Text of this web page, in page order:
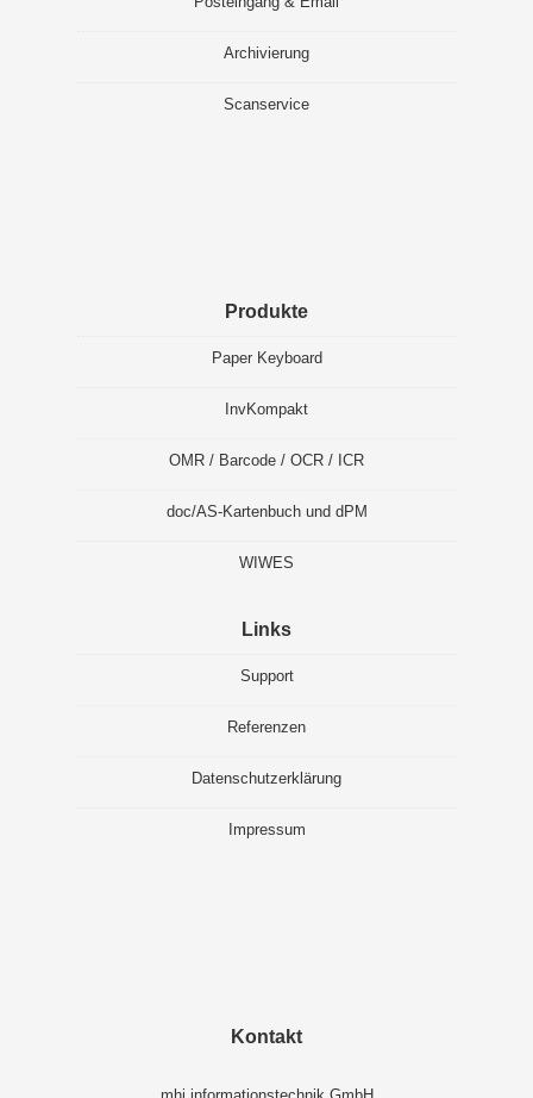
Archivierung
Scanservice
Produkte
Paper Keyboard
InvKompakt
OMR / Barcode / OCR / ICR
doc/AS-Kartenbuch und dPM
WIWES
Links
Support
Referenzen
Datenschutzerklärung
Impressum
Kontakt